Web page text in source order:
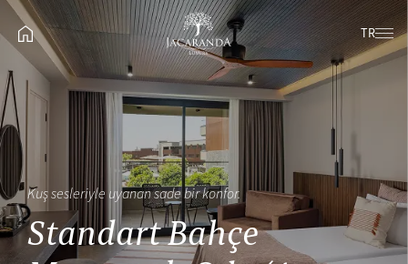
TR
Kuş sesleriyle uyanan sade bir konfor.
Standart Bahçe